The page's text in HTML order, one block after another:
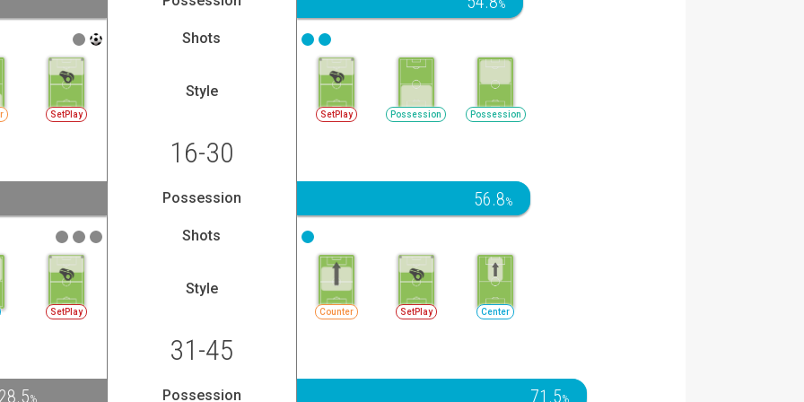
%
Shots
SetPlay
Style
SetPlay Possession Possession
16-30
Possession 56.8%
Shots
SetPlay
Style
Counter SetPlay Center
31-45
% Possession 71.5%